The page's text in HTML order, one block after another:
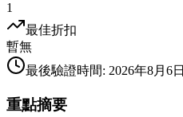
1
最佳折扣
暫無
最後驗證時間: 2026年8月6日
重點摘要